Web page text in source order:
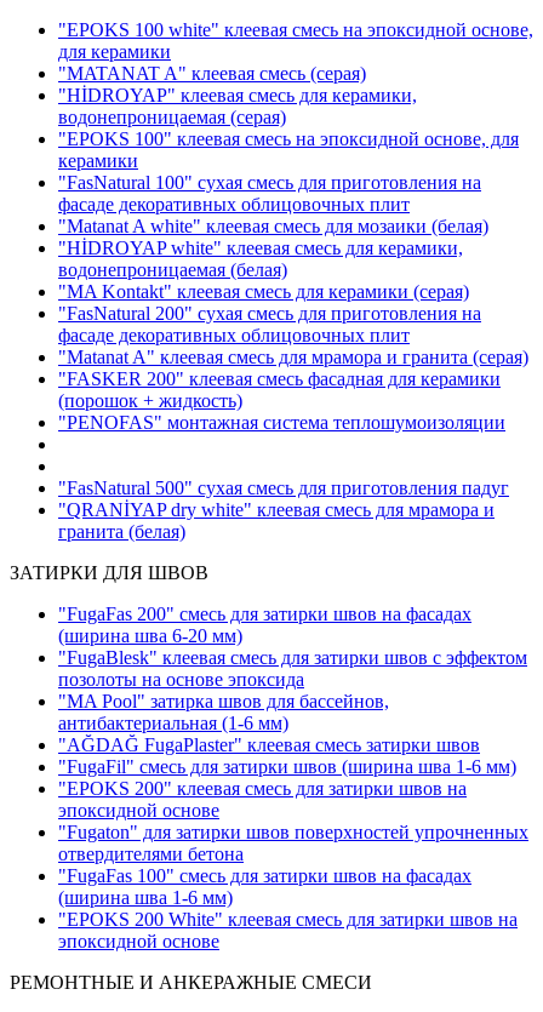
"EPOKS 100 white" клеевая смесь на эпоксидной основе,
для керамики
"MATANAT A" клеевая смесь (серая)
"HİDROYAP" клеевая смесь для керамики,
водонепроницаемая (серая)
"EPOKS 100" клеевая смесь на эпоксидной основе, для
керамики
"FasNatural 100" сухая смесь для приготовления на
фасаде декоративных облицовочных плит
"Matanat A white" клеевая смесь для мозаики (белая)
"HİDROYAP white" клеевая смесь для керамики,
водонепроницаемая (белая)
"MA Kontakt" клеевая смесь для керамики (серая)
"FasNatural 200" сухая смесь для приготовления на
фасаде декоративных облицовочных плит
"Matanat A" клеевая смесь для мрамора и гранита (серая)
"FASKER 200" клеевая смесь фасадная для керамики
(порошок + жидкость)
"PENOFAS" монтажная система теплошумоизоляции
"FasNatural 500" сухая смесь для приготовления падуг
"QRANİYAP dry white" клеевая смесь для мрамора и
гранита (белая)
ЗАТИРКИ ДЛЯ ШВОВ
"FugaFas 200" смесь для затирки швов на фасадах
(ширина шва 6-20 мм)
"FugaBlesk" клеевая смесь для затирки швов с эффектом
позолоты на основе эпоксида
"MA Pool" затирка швов для бассейнов,
антибактериальная (1-6 мм)
"AĞDAĞ FugaPlaster" клеевая смесь затирки швов
"FugaFil" смесь для затирки швов (ширина шва 1-6 мм)
"EPOKS 200" клеевая смесь для затирки швов на
эпоксидной основе
"Fugaton" для затирки швов поверхностей упрочненных
отвердителями бетона
"FugaFas 100" смесь для затирки швов на фасадах
(ширина шва 1-6 мм)
"EPOKS 200 White" клеевая смесь для затирки швов на
эпоксидной основе
РЕМОНТНЫЕ И АНКЕРАЖНЫЕ СМЕСИ